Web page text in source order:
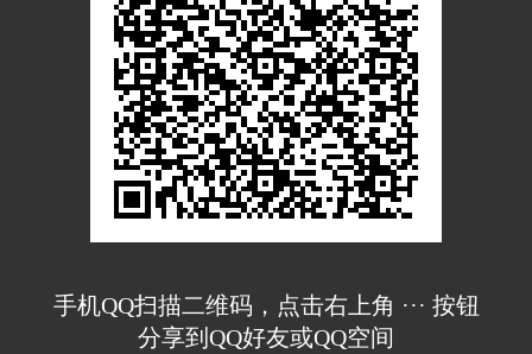
手机QQ扫描二维码，点击右上角 ··· 按钮
分享到QQ好友或QQ空间